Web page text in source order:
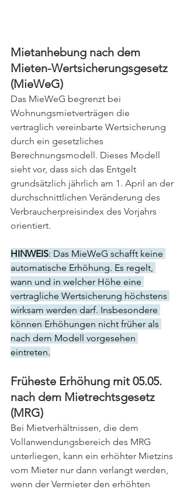
Mietanhebung nach dem
Mieten-Wertsicherungsgesetz
(MieWeG)
Das MieWeG begrenzt bei
Wohnungsmietverträgen die
vertraglich vereinbarte Wertsicherung
durch ein gesetzliches
Berechnungsmodell. Dieses Modell
sieht vor, dass sich das Entgelt
grundsätzlich jährlich am 1. April an der
durchschnittlichen Veränderung des
Verbraucherpreisindex des Vorjahrs
orientiert.
HINWEIS: Das MieWeG schafft keine
automatische Erhöhung. Es regelt,
wann und in welcher Höhe eine
vertragliche Wertsicherung höchstens
wirksam werden darf. Insbesondere
können Erhöhungen nicht früher als
nach dem Modell vorgesehen
eintreten.
Früheste Erhöhung mit 05.05.
nach dem Mietrechtsgesetz
(MRG)
Bei Mietverhältnissen, die dem
Vollanwendungsbereich des MRG
unterliegen, kann ein erhöhter Mietzins
vom Mieter nur dann verlangt werden,
wenn der Vermieter den erhöhten